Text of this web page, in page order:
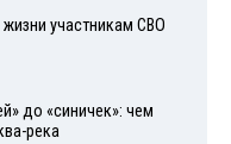
участникам СВО
до «синичек»: чем
река